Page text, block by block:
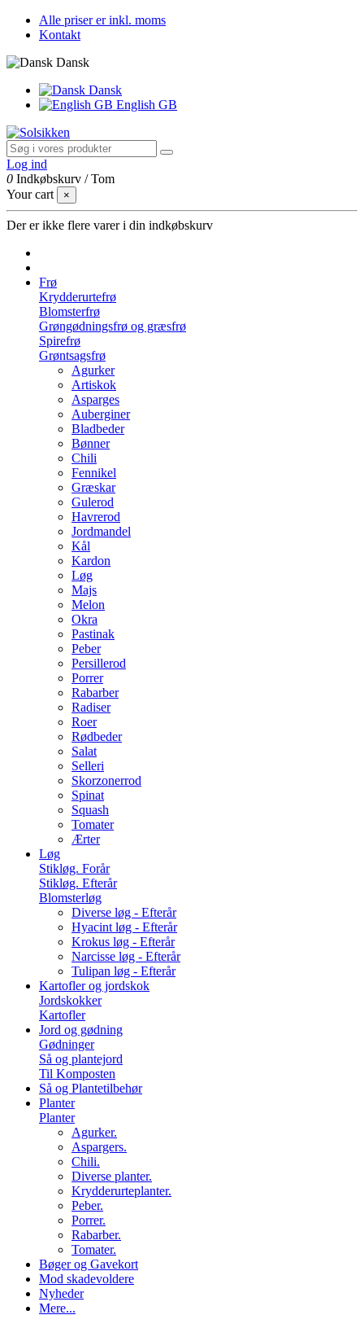
Alle priser er inkl. moms
Kontakt
Dansk
Dansk
English GB
Log ind
0 Indkøbskurv /Tom
Your cart
×
Der er ikke flere varer i din indkøbskurv
Frø
Krydderurtefrø
Blomsterfrø
Grøngødningsfrø og græsfrø
Spirefrø
Grøntsagsfrø
Agurker
Artiskok
Asparges
Auberginer
Bladbeder
Bønner
Chili
Fennikel
Græskar
Gulerod
Havrerod
Jordmandel
Kål
Kardon
Løg
Majs
Melon
Okra
Pastinak
Peber
Persillerod
Porrer
Rabarber
Radiser
Roer
Rødbeder
Salat
Selleri
Skorzonerrod
Spinat
Squash
Tomater
Ærter
Løg
Stikløg. Forår
Stikløg. Efterår
Blomsterløg
Diverse løg - Efterår
Hyacint løg - Efterår
Krokus løg - Efterår
Narcisse løg - Efterår
Tulipan løg - Efterår
Kartofler og jordskok
Jordskokker
Kartofler
Jord og gødning
Gødninger
Så og plantejord
Til Komposten
Så og Plantetilbehør
Planter
Planter
Agurker.
Aspargers.
Chili.
Diverse planter.
Krydderurteplanter.
Peber.
Porrer.
Rabarber.
Tomater.
Bøger og Gavekort
Mod skadevoldere
Nyheder
Mere...